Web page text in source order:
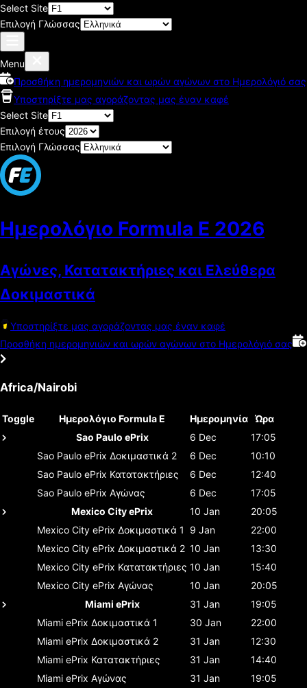
Select Site
Επιλογή Γλώσσας
Menu
Προσθήκη ημερομηνιών και ωρών αγώνων στο Ημερολόγιό σας
Υποστηρίξτε μας αγοράζοντας μας έναν καφέ
Select Site
Επιλογή έτους
Επιλογή Γλώσσας
Ημερολόγιο Formula E 2026
Αγώνες, Κατατακτήριες και Ελεύθερα
Δοκιμαστικά
Υποστηρίξτε μας αγοράζοντας μας έναν καφέ
Προσθήκη ημερομηνιών και ωρών αγώνων στο Ημερολόγιό σας
Africa/Nairobi
Toggle Ημερολόγιο Formula E Ημερομηνία Ώρα
Sao Paulo ePrix
6 Dec
17:05
Sao Paulo ePrix Δοκιμαστικά 2 6 Dec
10:10
Sao Paulo ePrix Κατατακτήριες 6 Dec
12:40
Sao Paulo ePrix Αγώνας 6 Dec
17:05
Mexico City ePrix
10 Jan
20:05
Mexico City ePrix Δοκιμαστικά 1 9 Jan
22:00
Mexico City ePrix Δοκιμαστικά 2 10 Jan
13:30
Mexico City ePrix Κατατακτήριες 10 Jan
15:40
Mexico City ePrix Αγώνας 10 Jan
20:05
Miami ePrix
31 Jan
19:05
Miami ePrix Δοκιμαστικά 1 30 Jan
22:00
Miami ePrix Δοκιμαστικά 2 31 Jan
12:30
Miami ePrix Κατατακτήριες 31 Jan
14:40
Miami ePrix Αγώνας 31 Jan
19:05